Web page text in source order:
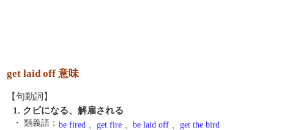
get laid off 意味
【句動詞】
1. クビになる、解雇される
・ 類義語： be fired 、 get fire 、 be laid off 、 get the bird